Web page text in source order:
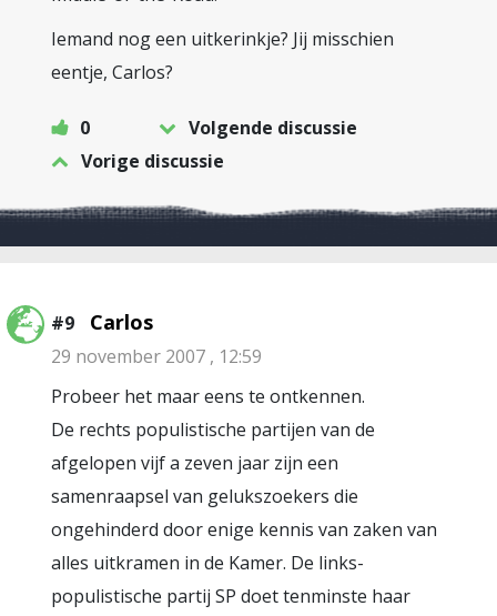
Iemand nog een uitkerinkje? Jij misschien
eentje, Carlos?
0
Volgende discussie
Vorige discussie
#9 Carlos
29 november 2007 , 12:59
Probeer het maar eens te ontkennen.
De rechts populistische partijen van de
afgelopen vijf a zeven jaar zijn een
samenraapsel van gelukszoekers die
ongehinderd door enige kennis van zaken van
alles uitkramen in de Kamer. De links-
populistische partij SP doet tenminste haar